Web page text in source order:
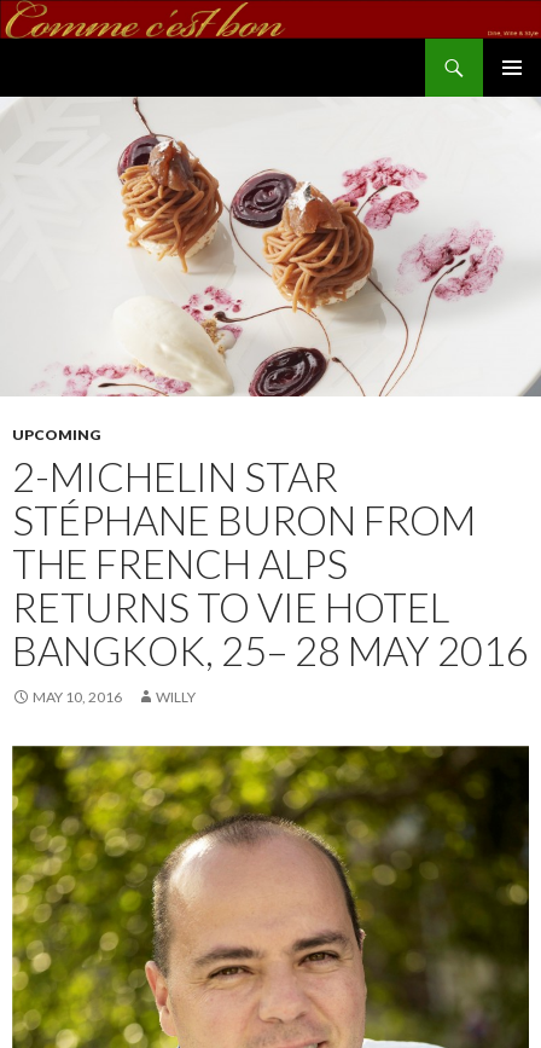
UPCOMING
2-MICHELIN STAR
STÉPHANE BURON FROM
THE FRENCH ALPS
RETURNS TO VIE HOTEL
BANGKOK, 25– 28 MAY 2016
MAY 10, 2016 WILLY